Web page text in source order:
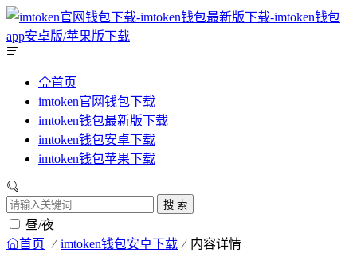
首页
imtoken官网钱包下载
imtoken钱包最新版下载
imtoken钱包安卓下载
imtoken钱包苹果下载
搜 索
昼/夜
首页 imtoken钱包安卓下载 内容详情